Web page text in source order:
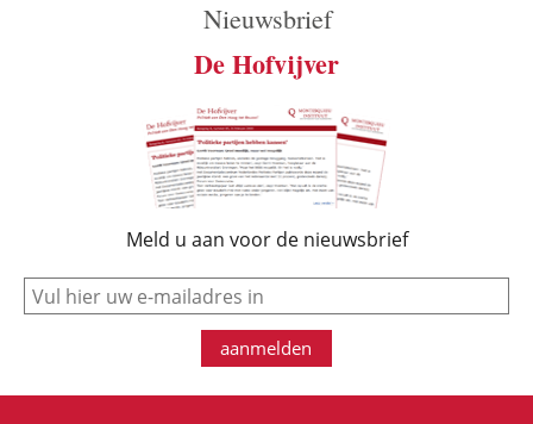
Nieuwsbrief
De Hofvijver
Meld u aan voor de nieuwsbrief
e-mail
aanmelden